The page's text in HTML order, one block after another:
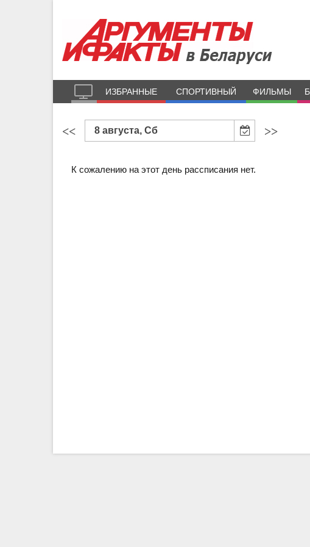
ИЗБРАННЫЕ СПОРТИВНЫЙ ФИЛЬМЫ
<< 8 августа, Сб >>
К сожалению на этот день рассписания нет.